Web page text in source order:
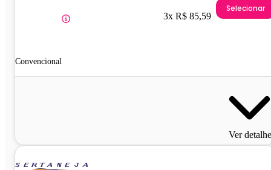
Convencional
3x R$ 85,59
Selecionar
Ver